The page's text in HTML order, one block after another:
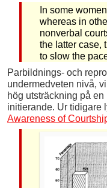
In some
whereas in
nonverbal
the latter case,
to slow the
Parbildnings- och
undermedveten nivå,
hög utsträckning på
initierande. Ur tidigare
Awareness of